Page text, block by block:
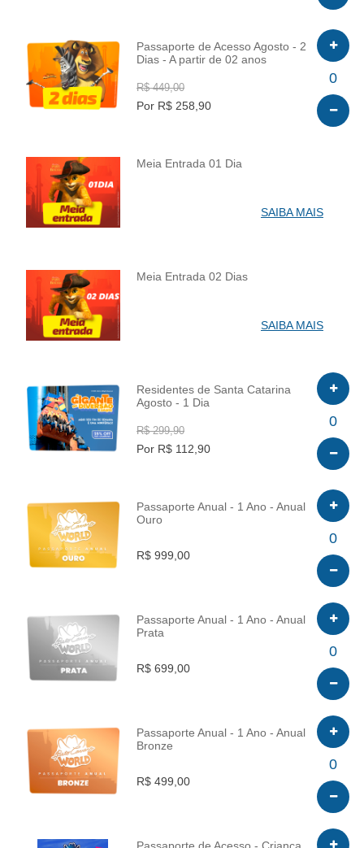
INFO
Passaporte de Acesso Agosto - 2
Dias - A partir de 02 anos
R$ 449,00
Por R$ 258,90
0
INFO
Meia Entrada 01 Dia
SAIBA MAIS
INFO
Meia Entrada 02 Dias
SAIBA MAIS
INFO
Residentes de Santa Catarina
Agosto - 1 Dia
R$ 299,90
Por R$ 112,90
0
INFO
Passaporte Anual - 1 Ano - Anual
Ouro
R$ 999,00
0
INFO
Passaporte Anual - 1 Ano - Anual
Prata
R$ 699,00
0
INFO
Passaporte Anual - 1 Ano - Anual
Bronze
R$ 499,00
0